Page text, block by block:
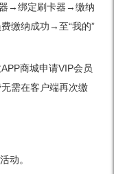
→绑定刷卡器→缴纳
缴纳成功→至“我的”
商城申请VIP会员
需在客户端再次缴
动。